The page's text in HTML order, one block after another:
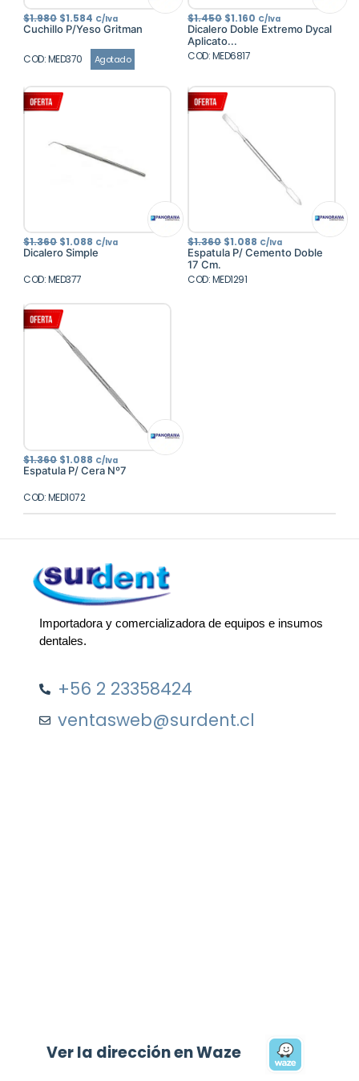
$1.980 El
precio
original
$1.980.
$1.584 El
precio
actual
es:
$1.584.
C/Iva
Cuchillo P/Yeso Gritman
COD: MED370 Agotado
$1.450 El
precio
original
era:
$1.450.
$1.160 El
precio
actual
C/Iva
Dicalero Doble Extremo Dycal
Aplicato...
COD: MED6817
$1.360 El
precio
original
$1.360.
$1.088 El
precio
actual
C/Iva
Dicalero Simple
COD: MED377
$1.360 El
precio
original
$1.360.
$1.088 El
precio
actual
C/Iva
Espatula P/ Cemento Doble
17 Cm.
COD: MED1291
$1.360 El
precio
original
$1.360.
$1.088 El
precio
actual
C/Iva
Espatula P/ Cera Nº7
COD: MED1072
Importadora y comercializadora de equipos e insumos
dentales.
+56 2 23358424
ventasweb@surdent.cl
Ver la dirección en Waze